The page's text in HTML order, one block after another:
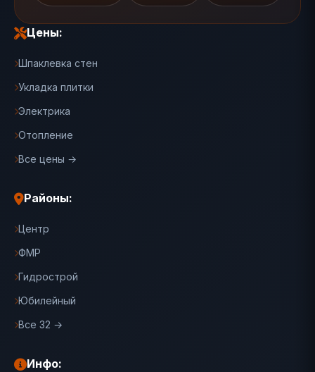
Цены:
Шпаклевка стен
Укладка плитки
Электрика
Отопление
Все цены →
Районы:
Центр
ФМР
Гидрострой
Юбилейный
Все 32 →
Инфо: